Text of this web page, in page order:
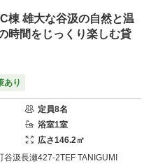
棟 雄大な谷汲の自然と温
時間をじっくり楽しむ貸
あり
定員8名
浴室1室
広さ146.2㎡
谷汲長瀬427-2TEF TANIGUMI